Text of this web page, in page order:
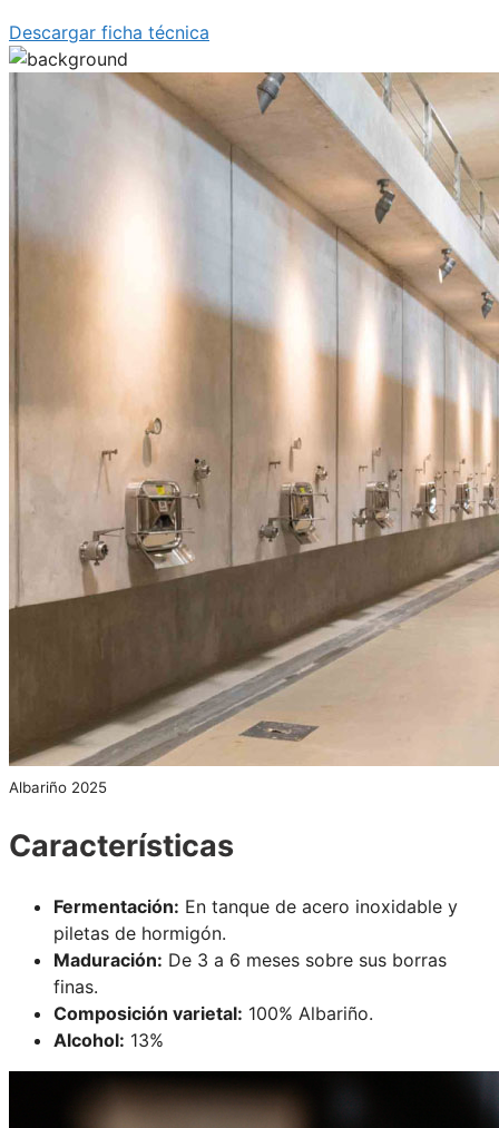
Descargar ficha técnica
Albariño 2025
Características
Fermentación: En tanque de acero inoxidable y
piletas de hormigón.
Maduración: De 3 a 6 meses sobre sus borras
finas.
Composición varietal: 100% Albariño.
Alcohol: 13%